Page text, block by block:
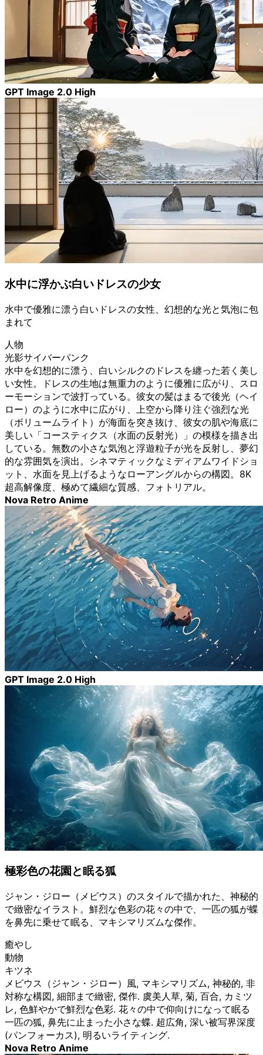
GPT Image 2.0 High
水中に浮かぶ白いドレスの少女
水中で優雅に漂う白いドレスの女性、幻想的な光と気泡に包
まれて
人物
光影サイバーパンク
水中を幻想的に漂う、白いシルクのドレスを纏った若く美し
い女性。ドレスの生地は無重力のように優雅に広がり、スロ
ーモーションで波打っている。彼女の髪はまるで後光（ヘイ
ロー）のように水中に広がり、上空から降り注ぐ強烈な光
（ボリュームライト）が海面を突き抜け、彼女の肌や海底に
美しい「コースティクス（水面の反射光）」の模様を描き出
している。無数の小さな気泡と浮遊粒子が光を反射し、夢幻
的な雰囲気を演出。シネマティックなミディアムワイドショ
ット、水面を見上げるようなローアングルからの構図。8K
超高解像度、極めて繊細な質感、フォトリアル。
Nova Retro Anime
GPT Image 2.0 High
極彩色の花園と眠る狐
ジャン・ジロー（メビウス）のスタイルで描かれた、神秘的
で緻密なイラスト。鮮烈な色彩の花々の中で、一匹の狐が蝶
を鼻先に乗せて眠る、マキシマリズムな傑作。
癒やし
動物
キツネ
メビウス（ジャン・ジロー）風, マキシマリズム, 神秘的, 非
対称な構図, 細部まで緻密, 傑作. 虞美人草, 菊, 百合, カミツ
レ, 色鮮やかで鮮烈な色彩. 花々の中で仰向けになって眠る
一匹の狐, 鼻先に止まった小さな蝶. 超広角, 深い被写界深度
(パンフォーカス), 明るいライティング.
Nova Retro Anime